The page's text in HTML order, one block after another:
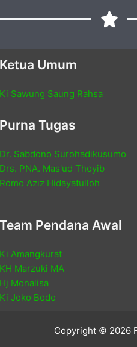
Ketua Umum
Ki Sawung Saung Rahsa
Purna Tugas
Dr. Sabdono Surohadikusumo
Drs. PNA. Mas'ud Thoyib
Romo Aziz Hidayatulloh
Team Pendana Awal
Ki Amangkurat
KH Marzuki MA
Hj Monalisa
Ki Joko Bodo
Copyright © 2026